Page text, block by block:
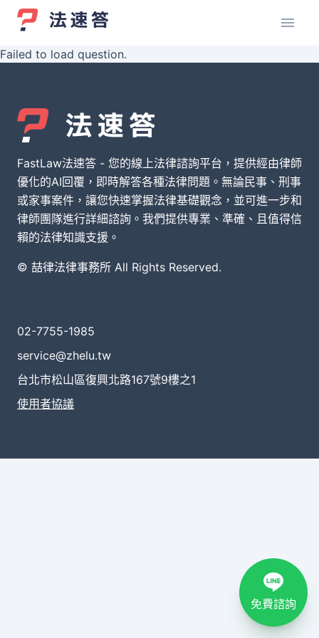
Failed to load question.
FastLaw法速答 - 您的線上法律諮詢平台，提供經由律師
優化的AI回覆，即時解答各種法律問題。無論民事、刑事
或家事案件，讓您快速掌握法律基礎觀念，並可進一步和
律師團隊進行詳細諮詢。我們提供專業、準確、且值得信
賴的法律知識支援。
© 喆律法律事務所 All Rights Reserved.
02-7755-1985
service@zhelu.tw
台北市松山區復興北路167號9樓之1
使用者協議
免費諮詢